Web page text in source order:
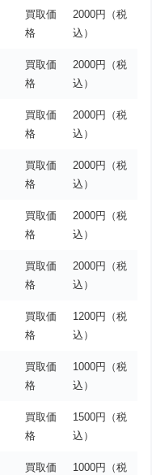
買取価
格
2000円（税
込）
買取価
格
2000円（税
込）
買取価
格
2000円（税
込）
買取価
格
2000円（税
込）
買取価
格
2000円（税
込）
買取価
格
2000円（税
込）
買取価
格
1200円（税
込）
買取価
格
1000円（税
込）
買取価
格
1500円（税
込）
買取価
1000円（税